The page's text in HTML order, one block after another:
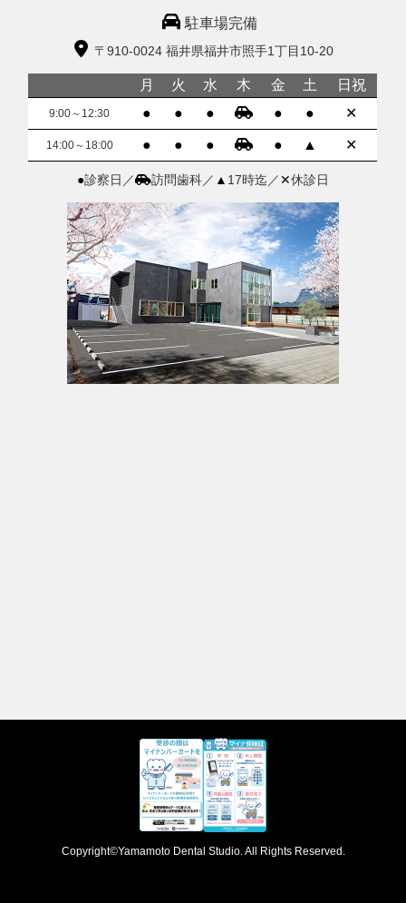
駐車場完備
〒910-0024 福井県福井市照手1丁目10-20
月 火 水 木 金 土 日祝
9:00～12:30 ● ● ● ● ● ✕
14:00～18:00 ● ● ● ● ▲ ✕
●診察日／ 訪問歯科／ ▲ 17時迄／ ✕休診日
Copyright©Yamamoto Dental Studio. All Rights Reserved.